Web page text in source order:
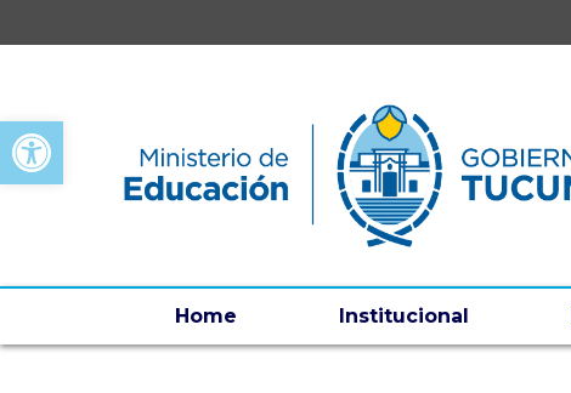
Open toolbar
Home Institucional